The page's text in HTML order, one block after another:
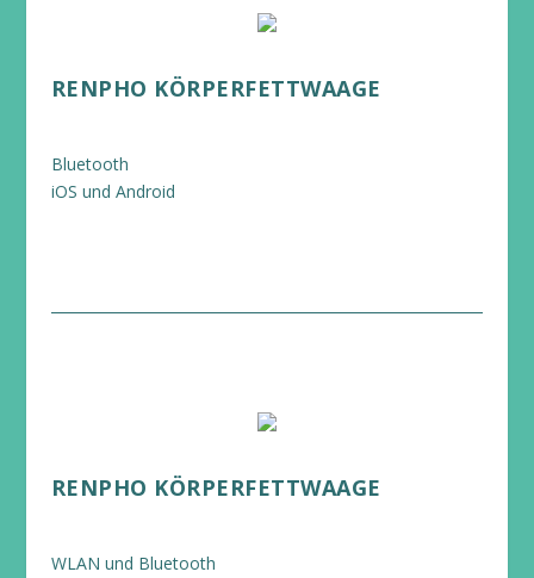
RENPHO KÖRPERFETTWAAGE
Bluetooth
iOS und Android
RENPHO KÖRPERFETTWAAGE
WLAN und Bluetooth